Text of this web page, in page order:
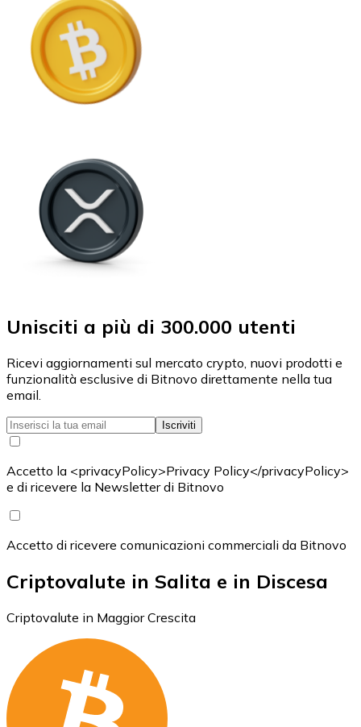
Unisciti a più di 300.000 utenti
Ricevi aggiornamenti sul mercato crypto, nuovi prodotti e
funzionalità esclusive di Bitnovo direttamente nella tua
email.
Iscriviti
Accetto la <privacyPolicy>Privacy Policy</privacyPolicy>
e di ricevere la Newsletter di Bitnovo
Accetto di ricevere comunicazioni commerciali da Bitnovo
Criptovalute in Salita e in Discesa
Criptovalute in Maggior Crescita